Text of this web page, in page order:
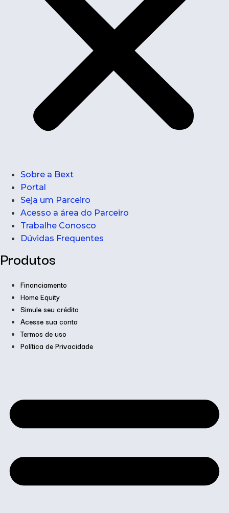
Sobre a Bext
Portal
Seja um Parceiro
Acesso a área do Parceiro
Trabalhe Conosco
Dúvidas Frequentes
Produtos
Financiamento
Home Equity
Simule seu crédito
Acesse sua conta
Termos de uso
Política de Privacidade